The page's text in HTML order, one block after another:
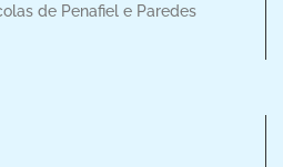
de Penafiel e Paredes